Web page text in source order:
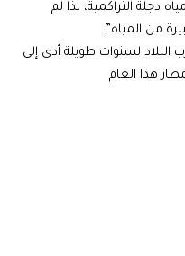
دجلة التراكمية، لذا لم
من المياه”.
لسنوات طويلة أدى إلى
هذا العام